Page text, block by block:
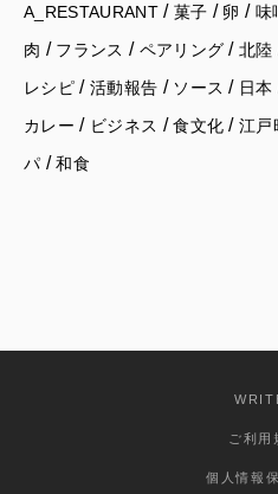
A_RESTAURANT/ 菓子 / 卵 / 味
肉 / フランス / ペアリング /北陸
レシピ/ 活動報告 / ソース / 日本
カレー / ビジネス /食文化 /江戸
パ /和食
ご利用
個人情報